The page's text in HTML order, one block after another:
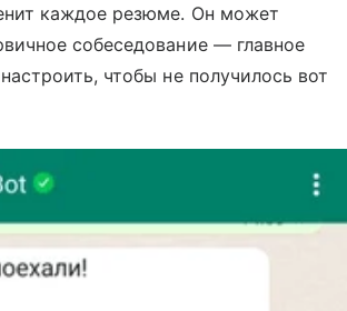
каждое резюме. Он может
собеседование — главное
чтобы не получилось вот